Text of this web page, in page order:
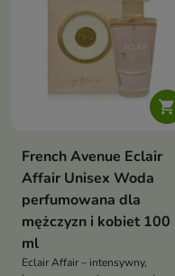

French Avenue Eclair
Affair Unisex Woda
perfumowana dla
mężczyzn i kobiet 100
ml
Eclair Affair – intensywny,